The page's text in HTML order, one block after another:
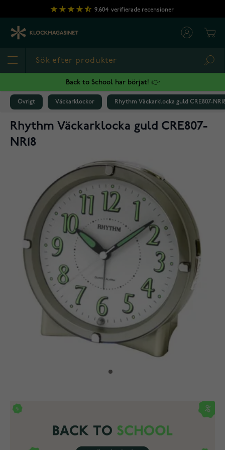
Hoppa till innehållet
9,604 verifierade recensioner
Back to School har börjat! 👉
Övrigt Väckarklockor Rhythm Väckarklocka guld CRE807-
Rhythm Väckarklocka guld CRE807-
NR18